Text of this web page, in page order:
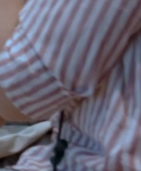
Biglietti